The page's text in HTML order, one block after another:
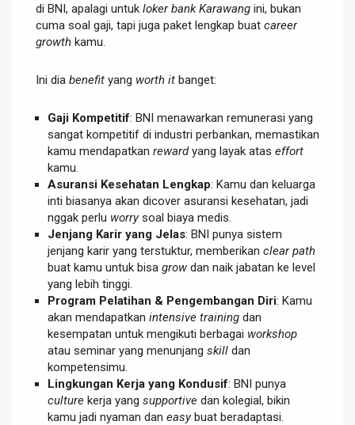
di BNI, apalagi untuk loker bank Karawang ini, bukan
cuma soal gaji, tapi juga paket lengkap buat career
growth kamu.
Ini dia benefit yang worth it banget:
Gaji Kompetitif: BNI menawarkan remunerasi yang
sangat kompetitif di industri perbankan, memastikan
kamu mendapatkan rewardyang layak atas effort
kamu.
Asuransi Kesehatan Lengkap: Kamu dan keluarga
inti biasanya akan dicover asuransi kesehatan, jadi
nggak perlu worrysoal biaya medis.
Jenjang Karir yang Jelas: BNI punya sistem
jenjang karir yang terstuktur, memberikan clear path
buat kamu untuk bisa grow dan naik jabatan ke level
yang lebih tinggi.
Program Pelatihan & Pengembangan Diri: Kamu
akan mendapatkan intensive training dan
kesempatan untuk mengikuti berbagai workshop
atau seminar yang menunjang skill dan
kompetensimu.
Lingkungan Kerja yang Kondusif: BNI punya
culture kerja yang supportive dan kolegial, bikin
kamu jadi nyaman dan easybuat beradaptasi.